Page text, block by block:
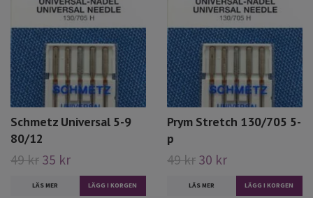
Schmetz Universal 5-9
80/12
49 kr 35 kr
LÄS MER
Prym Stretch 130/705 5-
p
49 kr 30 kr
LÄS MER